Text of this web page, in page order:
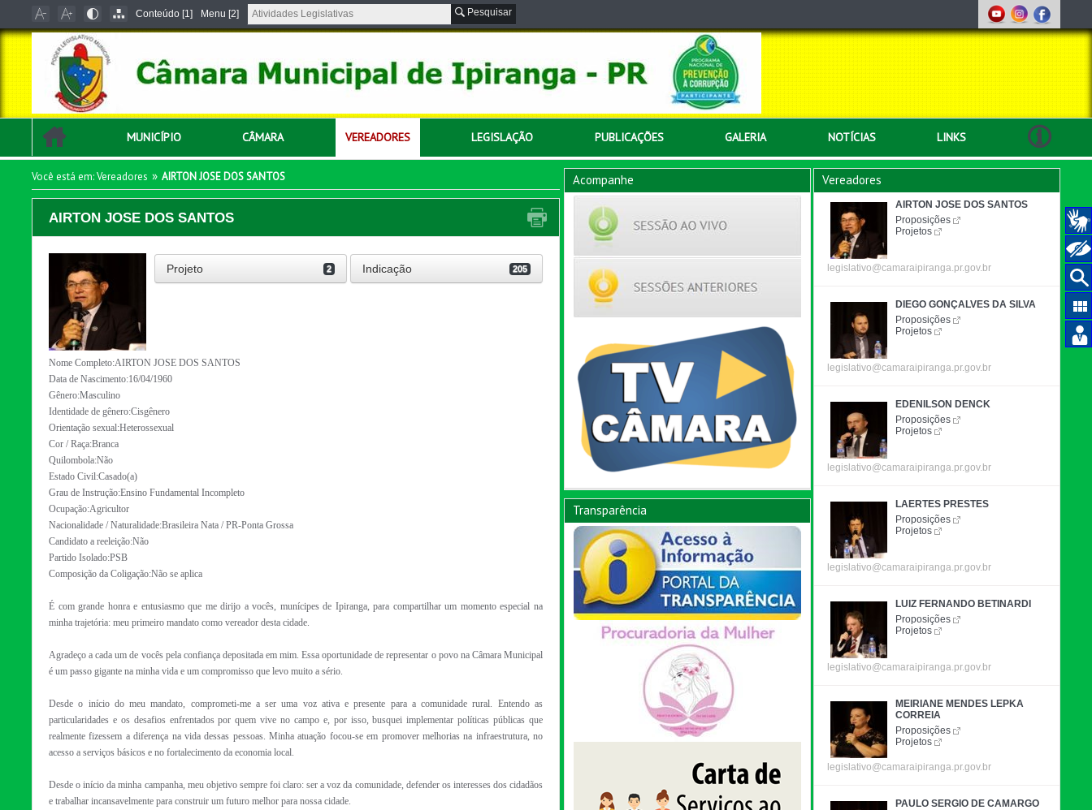
Conteúdo [1] Menu [2] Pesquisar
MUNICÍPIO CÂMARA VEREADORES LEGISLAÇÃO PUBLICAÇÕES GALERIA NOTÍCIAS LINKS
Você está em: Vereadores » AIRTON JOSE DOS SANTOS
AIRTON JOSE DOS SANTOS
Projeto 2 Indicação 205
Nome Completo:AIRTON JOSE DOS SANTOS
Data de Nascimento:16/04/1960
Gênero:Masculino
Identidade de gênero:Cisgênero
Orientação sexual:Heterossexual
Cor / Raça:Branca
Quilombola:Não
Estado Civil:Casado(a)
Grau de Instrução:Ensino Fundamental Incompleto
Ocupação:Agricultor
Nacionalidade / Naturalidade:Brasileira Nata / PR-Ponta Grossa
Candidato a reeleição:Não
Partido Isolado:PSB
Composição da Coligação:Não se aplica
É com grande honra e entusiasmo que me dirijo a vocês, munícipes de Ipiranga, para compartilhar um momento especial na
minha trajetória: meu primeiro mandato como vereador desta cidade.
Agradeço a cada um de vocês pela confiança depositada em mim. Essa oportunidade de representar o povo na Câmara Municipal
é um passo gigante na minha vida e um compromisso que levo muito a sério.
Desde o início do meu mandato, comprometi-me a ser uma voz ativa e presente para a comunidade rural. Entendo as
particularidades e os desafios enfrentados por quem vive no campo e, por isso, busquei implementar políticas públicas que
realmente fizessem a diferença na vida dessas pessoas. Minha atuação focou-se em promover melhorias na infraestrutura, no
acesso a serviços básicos e no fortalecimento da economia local.
Desde o início da minha campanha, meu objetivo sempre foi claro: ser a voz da comunidade, defender os interesses dos cidadãos
e trabalhar incansavelmente para construir um futuro melhor para nossa cidade.
Vereadores
AIRTON JOSE DOS SANTOS
Proposições
Projetos
legislativo@camaraipiranga.pr.gov.br
DIEGO GONÇALVES DA SILVA
Proposições
Projetos
legislativo@camaraipiranga.pr.gov.br
EDENILSON DENCK
Proposições
Projetos
legislativo@camaraipiranga.pr.gov.br
LAERTES PRESTES
Proposições
Projetos
legislativo@camaraipiranga.pr.gov.br
LUIZ FERNANDO BETINARDI
Proposições
Projetos
legislativo@camaraipiranga.pr.gov.br
MEIRIANE MENDES LEPKA
CORREIA
Proposições
Projetos
legislativo@camaraipiranga.pr.gov.br
PAULO SERGIO DE CAMARGO
Acompanhe
Transparência